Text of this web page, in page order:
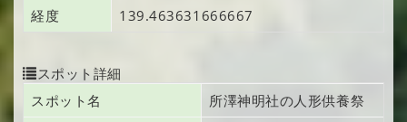
経度
139.463631666667
スポット詳細
スポット名
所澤神明社の人形供養祭